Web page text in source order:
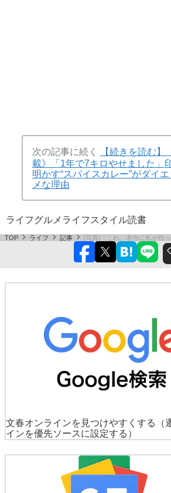
次の記事に続く
【続きを読む】
載》「1年で7キロやせました」
明かす“スパイスカレー”がダイ
メな理由
ライフグルメ ライフスタイル読書
TOP ライフ 記事 [写真]「これ、本当に私が作
文春オンラインを見つけやすくする
インを優先ソースに設定する）